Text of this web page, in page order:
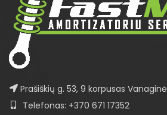
Prašiškių g. 53, 9 korpusas Vanaginė
Telefonas: +370 671 17352